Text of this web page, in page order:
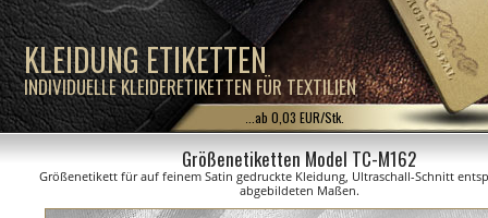
KLEIDUNG ETIKETTEN
INDIVIDUELLE KLEIDERETIKETTEN FÜR TEXTILIEN
...ab 0,03 EUR/Stk.
Größenetiketten Model TC-M162
Größenetikett für auf feinem Satin gedruckte Kleidung, Ultraschall-Schnitt
abgebildeten Maßen.